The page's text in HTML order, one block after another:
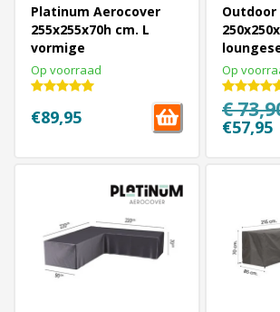
Platinum Aerocover
255x255x70h cm. L
vormige
loungesethoes
Op voorraad
€89,95
Outdoor
vormige
Op
€
€57,95